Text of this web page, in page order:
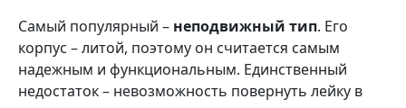
Самый популярный – неподвижный тип. Его
корпус – литой, поэтому он считается самым
надежным и функциональным. Единственный
недостаток – невозможность повернуть лейку в